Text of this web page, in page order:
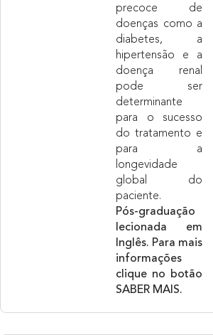
precoce de
doenças como a
diabetes, a
hipertensão e a
doença renal
pode ser
determinante
para o sucesso
do tratamento e
para a
longevidade
global do
paciente.
Pós-graduação
lecionada em
Inglês. Para mais
informações
clique no botão
SABER MAIS.